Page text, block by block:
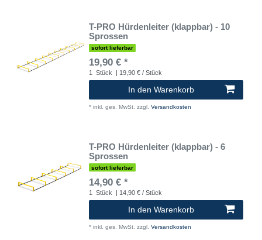
T-PRO Hürdenleiter (klappbar) - 10
Sprossen
sofort lieferbar
19,90 € *
1 Stück | 19,90 € / Stück
In den Warenkorb
* inkl. ges. MwSt. zzgl. Versandkosten
T-PRO Hürdenleiter (klappbar) - 6
Sprossen
sofort lieferbar
14,90 € *
1 Stück | 14,90 € / Stück
In den Warenkorb
* inkl. ges. MwSt. zzgl. Versandkosten